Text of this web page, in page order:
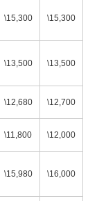
\15,300 \15,300
\13,500 \13,500
\12,680 \12,700
\11,800 \12,000
\15,980 \16,000